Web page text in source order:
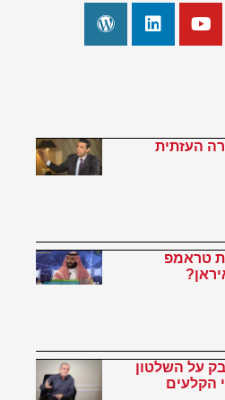
העזתית
טראמפ
על השלטון
הקלעים